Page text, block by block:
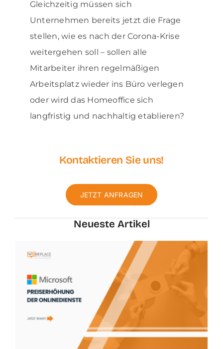
Gleichzeitig müssen sich
Unternehmen bereits jetzt die Frage
stellen, wie es nach der Corona-Krise
weitergehen soll – sollen alle
Mitarbeiter ihren regelmäßigen
Arbeitsplatz wieder ins Büro verlegen
oder wird das Homeoffice sich
langfristig und nachhaltig etablieren?
Kontaktieren Sie uns!
JETZT ANFRAGEN
Neueste Artikel